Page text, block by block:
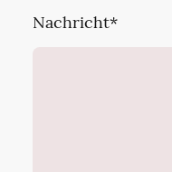
Nachricht*